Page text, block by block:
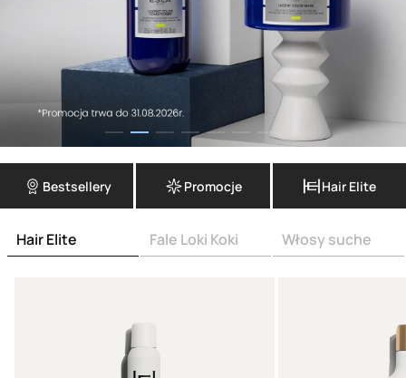
Bestsellery Promocje Hair Elite
Hair Elite Fale Loki Koki Włosy suche